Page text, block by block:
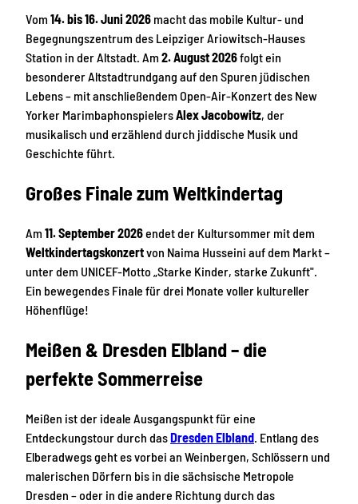
Vom 14. bis 16. Juni 2026 macht das mobile Kultur- und
Begegnungszentrum des Leipziger Ariowitsch-Hauses
Station in der Altstadt. Am 2. August 2026folgt ein
besonderer Altstadtrundgang auf den Spuren jüdischen
Lebens – mit anschließendem Open-Air-Konzert des New
Yorker MarimbaphonspielersAlex Jacobowitz, der
musikalisch und erzählend durch jiddische Musik und
Geschichte führt.
Großes Finale zum Weltkindertag
Am 11. September 2026endet der Kultursommer mit dem
Weltkindertagskonzertvon Naima Husseini auf dem Markt –
unter dem UNICEF-Motto „Starke Kinder, starke Zukunft".
Ein bewegendes Finale für drei Monate voller kultureller
Höhenflüge!
Meißen & Dresden Elbland – die
perfekte Sommerreise
Meißen ist der ideale Ausgangspunkt für eine
Entdeckungstour durch dasDresden Elbland. Entlang des
Elberadwegs geht es vorbei an Weinbergen, Schlössern und
malerischen Dörfern bis in die sächsische Metropole
Dresden – oder in die andere Richtung durch das